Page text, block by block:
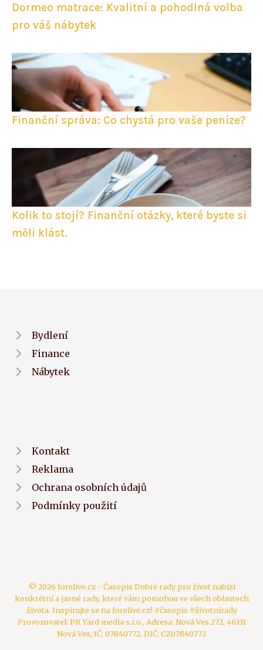
Dormeo matrace: Kvalitní a pohodlná volba
pro váš nábytek
Finanční správa: Co chystá pro vaše peníze?
Kolik to stojí? Finanční otázky, které byste si
měli klást.
Bydlení
Finance
Nábytek
Kontakt
Reklama
Ochrana osobních údajů
Podmínky použití
© 2026 forelive.cz - Časopis Dobré rady pro život nabízí
konkrétní a jasné rady, které vám pomohou ve všech oblastech
života. Inspirujte se na forelive.cz! #časopis #životnírady
Provozovatel: PR Yard media s.r.o., Adresa: Nová Ves 272, 46331
Nová Ves, IČ: 07840772, DIČ: CZ07840772